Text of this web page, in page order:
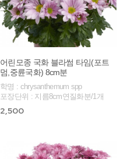
어린모종 국화 블라썸 타임(포트
멈,중륜국화) 8cm분
학명 : chrysanthemum spp
포장단위 : 지름8cm연질화분/1개
2,500